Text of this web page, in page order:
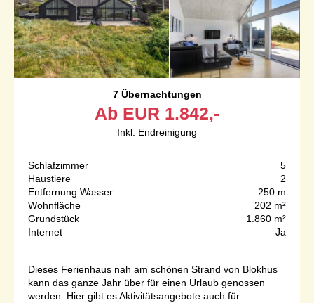
7 Übernachtungen
Ab EUR 1.842,-
Inkl. Endreinigung
Schlafzimmer
5
Haustiere
2
Entfernung Wasser
250 m
Wohnfläche
202 m²
Grundstück
1.860 m²
Internet
Ja
Dieses Ferienhaus nah am schönen Strand von Blokhus
kann das ganze Jahr über für einen Urlaub genossen
werden. Hier gibt es Aktivitätsangebote auch für